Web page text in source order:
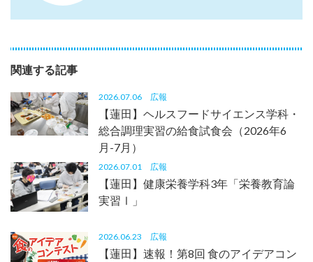
関連する記事
2026.07.06 広報
【蓮田】ヘルスフードサイエンス学科・
総合調理実習の給食試食会（2026年6
月-7月）
2026.07.01 広報
【蓮田】健康栄養学科3年「栄養教育論
実習Ⅰ」
2026.06.23 広報
【蓮田】速報！第8回 食のアイデアコン